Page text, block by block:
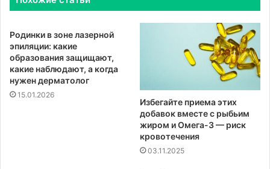
Родинки в зоне лазерной
эпиляции: какие
образования защищают,
какие наблюдают, а когда
нужен дерматолог
15.01.2026
Избегайте приема этих
добавок вместе с рыбьим
жиром и Омега-3 — риск
кровотечения
03.11.2025